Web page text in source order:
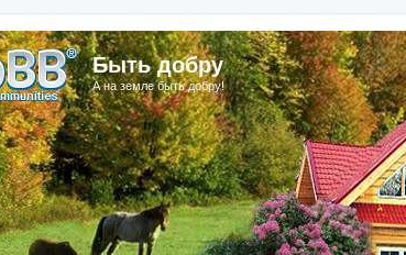
Быть добру
А на земле быть добру!